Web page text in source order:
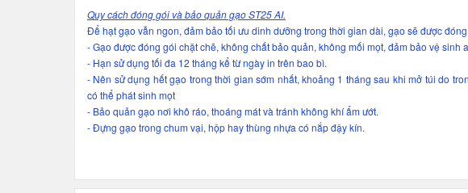
Quy cách đóng gói và bảo quản gạo ST25 AI.
Để hạt gạo vẫn ngon, đảm bảo tối ưu dinh dưỡng trong thời gian dài, gạo sẽ được
- Gạo được đóng gói chặt chẽ, không chất bảo quản, không mối mọt, đảm bảo vệ sinh
- Hạn sử dụng tối đa 12 tháng kể từ ngày in trên bao bì.
- Nên sử dụng hết gạo trong thời gian sớm nhất, khoảng 1 tháng sau khi mở túi do
có thể phát sinh mọt
- Bảo quản gạo nơi khô ráo, thoáng mát và tránh không khí ẩm ướt.
- Đựng gạo trong chum vại, hộp hay thùng nhựa có nắp đậy kín.